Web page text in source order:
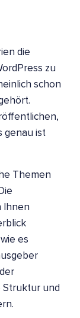
die
zu
schon
genau ist
Themen
Ihnen
es
Struktur und